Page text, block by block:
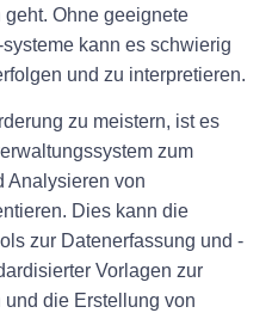
geht. Ohne geeignete
kann es schwierig
und zu interpretieren.
zu meistern, ist es
zum
Analysieren von
Dies kann die
zur Datenerfassung und -
Vorlagen zur
die Erstellung von